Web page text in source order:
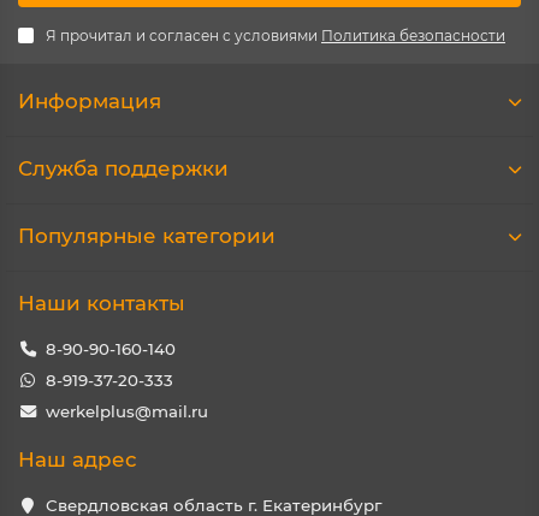
Я прочитал и согласен с условиями Политика безопасности
Информация
Служба поддержки
Популярные категории
Наши контакты
8-90-90-160-140
8-919-37-20-333
werkelplus@mail.ru
Наш адрес
Свердловская область г. Екатеринбург